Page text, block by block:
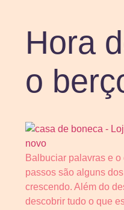
Hora
o
Balbuciar palavras e
passos são alguns
crescendo. Além do
descobrir tudo o que